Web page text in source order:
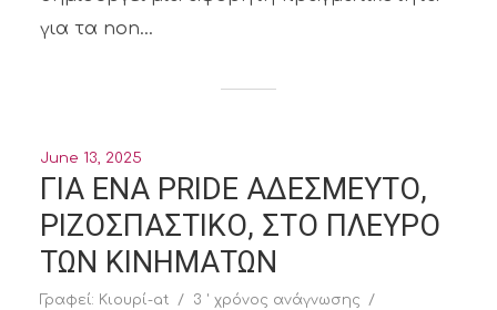
για τα non...
June 13, 2025
ΓΙΑ ΕΝΑ PRIDE ΑΔΕΣΜΕΥΤΟ,
ΡΙΖΟΣΠΑΣΤΙΚΟ, ΣΤΟ ΠΛΕΥΡΟ
ΤΩΝ ΚΙΝΗΜΑΤΩΝ
Γραφεί: Κιουρί-at
3 ' χρόνος ανάγνωσης